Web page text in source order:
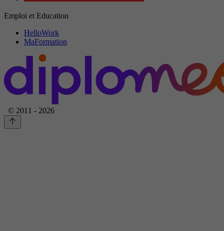
Emploi et Education
HelloWork
MaFormation
© 2011 - 2026